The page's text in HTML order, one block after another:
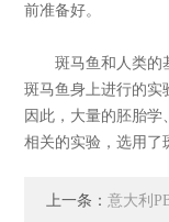
前准备好。
斑马鱼和人类的
斑马鱼身上进行的实
因此，大量的胚胎
相关的实验，选用了
上一条：意大利